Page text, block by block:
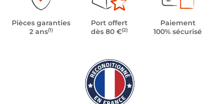
Pièces garanties
2 ans(1)
Port offert
dès 80 €(2)
Paiement
100% sécurisé